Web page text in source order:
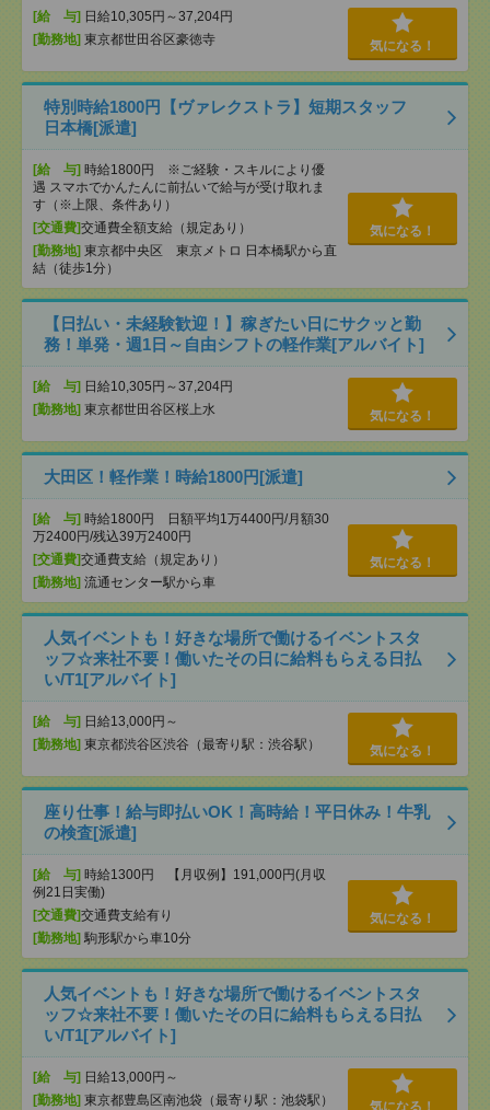
[給 与] 日給10,305円～37,204円
[勤務地] 東京都世田谷区豪徳寺 気になる！
特別時給1800円【ヴァレクストラ】短期スタッフ
日本橋[派遣]
[給 与] 時給1800円 ※ご経験・スキルにより優
遇 スマホでかんたんに前払いで給与が受け取れま
す（※上限、条件あり）
[交通費]交通費全額支給（規定あり）
[勤務地] 東京都中央区 東京メトロ 日本橋駅から直
結（徒歩1分）
気になる！
【日払い・未経験歓迎！】稼ぎたい日にサクッと勤
務！単発・週1日～自由シフトの軽作業[アルバイト]
[給 与] 日給10,305円～37,204円
[勤務地] 東京都世田谷区桜上水 気になる！
大田区！軽作業！時給1800円[派遣]
[給 与] 時給1800円 日額平均1万4400円/月額30
万2400円/残込39万2400円
[交通費]交通費支給（規定あり）
[勤務地] 流通センター駅から車
気になる！
人気イベントも！好きな場所で働けるイベントスタ
ッフ☆来社不要！働いたその日に給料もらえる日払
い/T1[アルバイト]
[給 与] 日給13,000円～
[勤務地] 東京都渋谷区渋谷（最寄り駅：渋谷駅） 気になる！
座り仕事！給与即払いOK！高時給！平日休み！牛乳
の検査[派遣]
[給 与] 時給1300円 【月収例】191,000円(月収
例21日実働)
[交通費]交通費支給有り
[勤務地] 駒形駅から車10分
気になる！
人気イベントも！好きな場所で働けるイベントスタ
ッフ☆来社不要！働いたその日に給料もらえる日払
い/T1[アルバイト]
[給 与] 日給13,000円～
[勤務地] 東京都豊島区南池袋（最寄り駅：池袋駅） 気になる！